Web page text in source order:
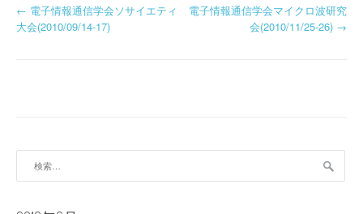
投
ー
シ
← 電子情報通信学会ソサイエティ
大会(2010/09/14-17)
電子情報通信学会マイクロ波研究
会(2010/11/25-26) →